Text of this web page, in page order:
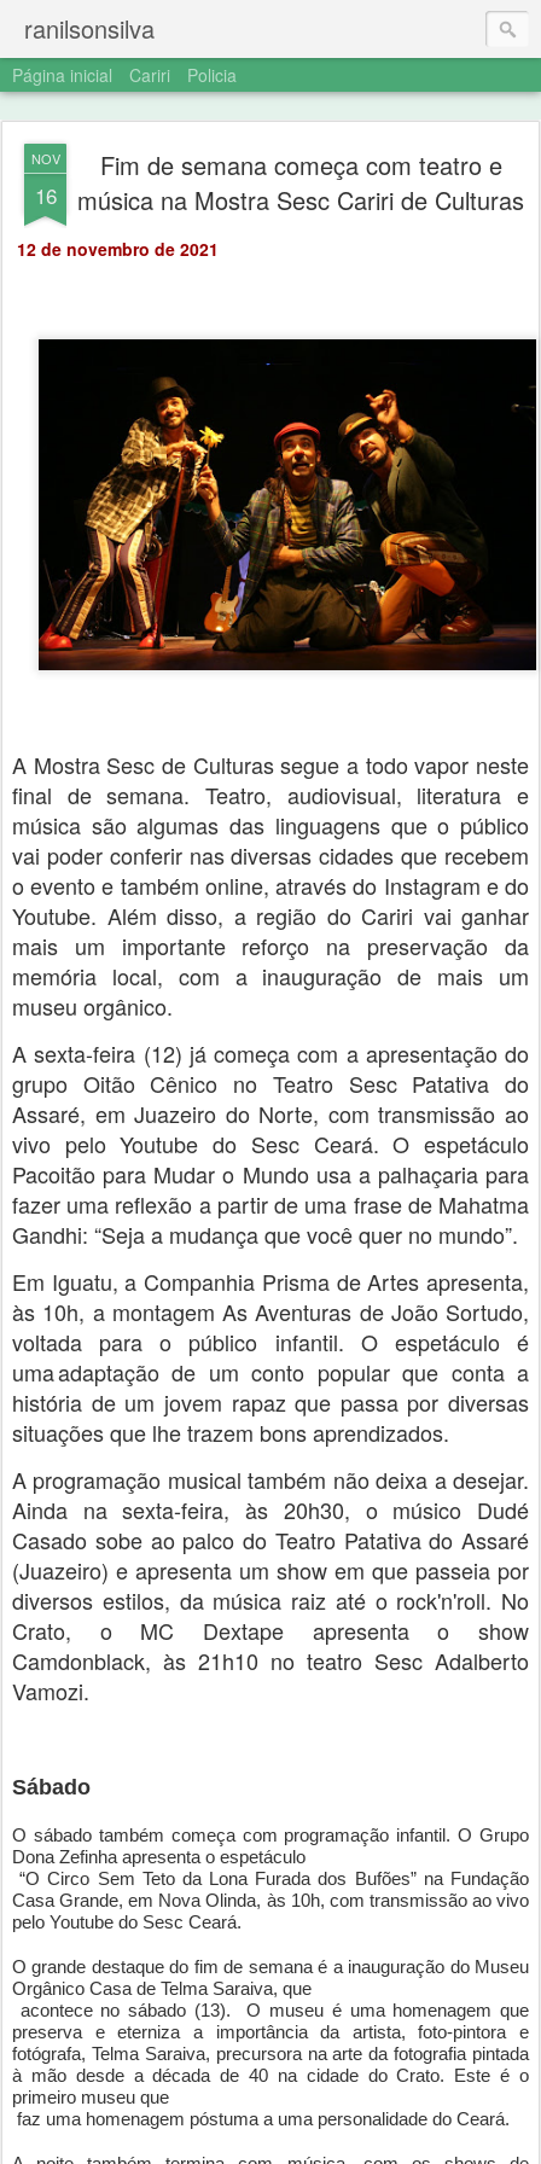
ranilsonsilva
Página inicial Cariri Policia
NOV
16
Fim de semana começa com teatro e
música na Mostra Sesc Cariri de Culturas
12 de novembro de 2021
A Mostra Sesc de Culturas segue a todo vapor neste
final de semana. Teatro, audiovisual, literatura e
música são algumas das linguagens que o público
vai poder conferir nas diversas cidades que recebem
o evento e também online, através do Instagram e do
Youtube. Além disso, a região do Cariri vai ganhar
mais um importante reforço na preservação da
memória local, com a inauguração de mais um
museu orgânico.
A sexta-feira (12) já começa com a apresentação do
grupo Oitão Cênico no Teatro Sesc Patativa do
Assaré, em Juazeiro do Norte, com transmissão ao
vivo pelo Youtube do Sesc Ceará. O espetáculo
Pacoitão para Mudar o Mundo usa a palhaçaria para
fazer uma reflexão a partir de uma frase de Mahatma
Gandhi: “Seja a mudança que você quer no mundo”.
Em Iguatu, a Companhia Prisma de Artes apresenta,
às 10h, a montagem As Aventuras de João Sortudo,
voltada para o público infantil. O espetáculo é
uma adaptação de um conto popular que conta a
história de um jovem rapaz que passa por diversas
situações que lhe trazem bons aprendizados.
A programação musical também não deixa a desejar.
Ainda na sexta-feira, às 20h30, o músico Dudé
Casado sobe ao palco do Teatro Patativa do Assaré
(Juazeiro) e apresenta um show em que passeia por
diversos estilos, da música raiz até o rock'n'roll. No
Crato, o MC Dextape apresenta o show
Camdonblack, às 21h10 no teatro Sesc Adalberto
Vamozi.
Sábado
O sábado também começa com programação infantil. O Grupo
Dona Zefinha apresenta o espetáculo
“O Circo Sem Teto da Lona Furada dos Bufões” na Fundação
Casa Grande, em Nova Olinda, às 10h, com transmissão ao vivo
pelo Youtube do Sesc Ceará.
O grande destaque do fim de semana é a inauguração do Museu
Orgânico Casa de Telma Saraiva, que
preserva e eterniza a importância da artista, foto-pintora e
fotógrafa, Telma Saraiva, precursora na arte da fotografia pintada
à mão desde a década de 40 na cidade do Crato. Este é o
primeiro museu que
faz uma homenagem póstuma a uma personalidade do Ceará.